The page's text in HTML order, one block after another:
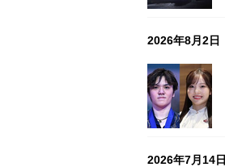
2026年8月2日
2026年7月14日